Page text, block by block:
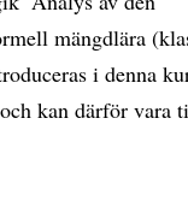
mängdlära
i denna
kan därför vara